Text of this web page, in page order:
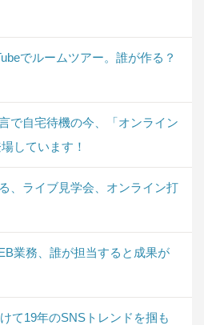
でルームツアー。誰が作る？
で自宅待機の今、「オンライン
しています！
、ライブ見学会、オンライン打
業務、誰が担当すると成果が
て19年のSNSトレンドを掴も